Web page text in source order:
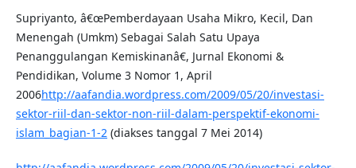
Supriyanto, â€œPemberdayaan Usaha Mikro, Kecil, Dan
Menengah (Umkm) Sebagai Salah Satu Upaya
Penanggulangan Kemiskinanâ€, Jurnal Ekonomi &
Pendidikan, Volume 3 Nomor 1, April
2006http://aafandia.wordpress.com/2009/05/20/investasi-
sektor-riil-dan-sektor-non-riil-dalam-perspektif-ekonomi-
islam_bagian-1-2(diakses tanggal 7 Mei 2014)